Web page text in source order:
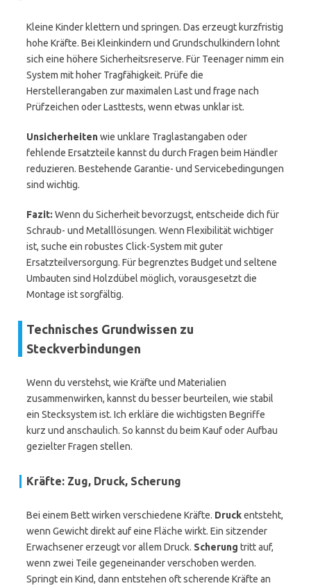
Kleine Kinder klettern und springen. Das erzeugt kurzfristig
hohe Kräfte. Bei Kleinkindern und Grundschulkindern lohnt
sich eine höhere Sicherheitsreserve. Für Teenager nimm ein
System mit hoher Tragfähigkeit. Prüfe die
Herstellerangaben zur maximalen Last und frage nach
Prüfzeichen oder Lasttests, wenn etwas unklar ist.
Unsicherheitenwie unklare Traglastangaben oder
fehlende Ersatzteile kannst du durch Fragen beim Händler
reduzieren. Bestehende Garantie- und Servicebedingungen
sind wichtig.
Fazit: Wenn du Sicherheit bevorzugst, entscheide dich für
Schraub- und Metalllösungen. Wenn Flexibilität wichtiger
ist, suche ein robustes Click-System mit guter
Ersatzteilversorgung. Für begrenztes Budget und seltene
Umbauten sind Holzdübel möglich, vorausgesetzt die
Montage ist sorgfältig.
Technisches Grundwissen zu
Steckverbindungen
Wenn du verstehst, wie Kräfte und Materialien
zusammenwirken, kannst du besser beurteilen, wie stabil
ein Stecksystem ist. Ich erkläre die wichtigsten Begriffe
kurz und anschaulich. So kannst du beim Kauf oder Aufbau
gezielter Fragen stellen.
Kräfte: Zug, Druck, Scherung
Bei einem Bett wirken verschiedene Kräfte. Druckentsteht,
wenn Gewicht direkt auf eine Fläche wirkt. Ein sitzender
Erwachsener erzeugt vor allem Druck. Scherung tritt auf,
wenn zwei Teile gegeneinander verschoben werden.
Springt ein Kind, dann entstehen oft scherende Kräfte an